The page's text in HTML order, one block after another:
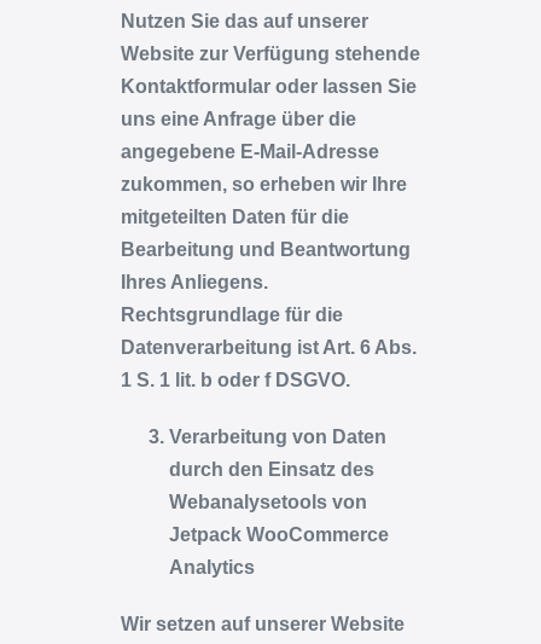
Nutzen Sie das auf unserer
Website zur Verfügung stehende
Kontaktformular oder lassen Sie
uns eine Anfrage über die
angegebene E-Mail-Adresse
zukommen, so erheben wir Ihre
mitgeteilten Daten für die
Bearbeitung und Beantwortung
Ihres Anliegens.
Rechtsgrundlage für die
Datenverarbeitung ist Art. 6 Abs.
1 S. 1 lit. b oder f DSGVO.
Verarbeitung von Daten
durch den Einsatz des
Webanalysetools von
Jetpack WooCommerce
Analytics
Wir setzen auf unserer Website